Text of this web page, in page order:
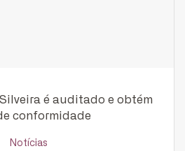
é auditado e obtém
conformidade
Notícias